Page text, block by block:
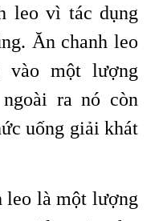
leo vì tác dụng
Ăn chanh leo
vào một lượng
ra nó còn
uống giải khát
leo là một lượng